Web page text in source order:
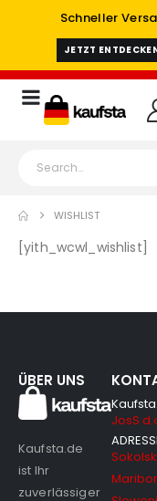
Schneller
JETZT
WISHLIST
[yith_wcwl_wishlist]
ÜBER UNS
Kaufsta.de
ist Ihr
zuverlässiger
JosS